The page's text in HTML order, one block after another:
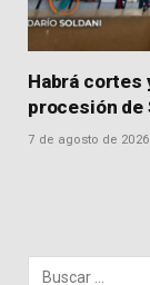
Habrá cortes
procesión de
7 de agosto de 2026